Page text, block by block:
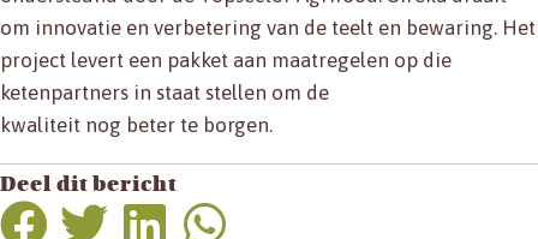
om innovatie en verbetering van de teelt en bewaring. Het
project levert een pakket aan maatregelen op die
ketenpartners in staat stellen om de
kwaliteit nog beter te borgen.
Deel dit bericht